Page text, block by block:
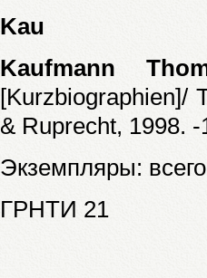
Kau
Kaufmann
[Kurzbiographien]/
& Ruprecht, 1998.
Экземпляры:
ГРНТИ 21